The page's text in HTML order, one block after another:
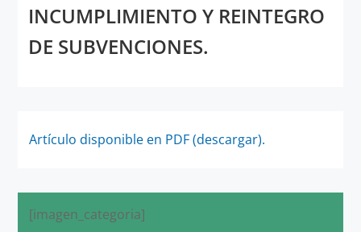
INCUMPLIMIENTO Y REINTEGRO
DE SUBVENCIONES.
Artículo disponible en PDF (descargar).
[imagen_categoria]